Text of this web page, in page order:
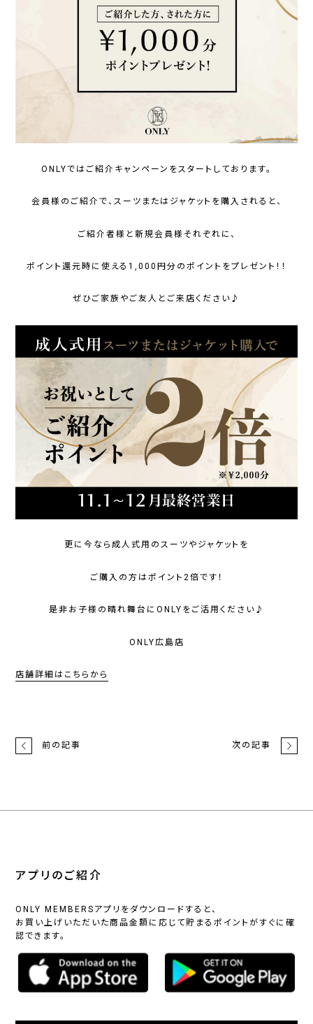
ONLYではご紹介キャンペーンをスタートしております。
会員様のご紹介で、スーツまたはジャケットを購入されると、
ご紹介者様と新規会員様それぞれに、
ポイント還元時に使える1,000円分のポイントをプレゼント！！
ぜひご家族やご友人とご来店ください♪
更に今なら成人式用のスーツやジャケットを
ご購入の方はポイント2倍です！
是非お子様の晴れ舞台にONLYをご活用ください♪
ONLY広島店
店舗詳細はこちらから
前の記事 次の記事
アプリのご紹介
ONLY MEMBERSアプリをダウンロードすると、
お買い上げいただいた商品金額に応じて貯まるポイントがすぐに確
認できます。